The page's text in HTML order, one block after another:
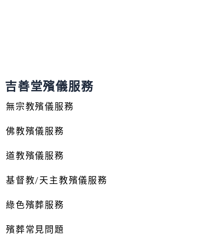
吉善堂殯儀服務
無宗教殯儀服務
佛教殯儀服務
道教殯儀服務
基督教/天主教殯儀服務
綠色殯葬服務
殯葬常見問題